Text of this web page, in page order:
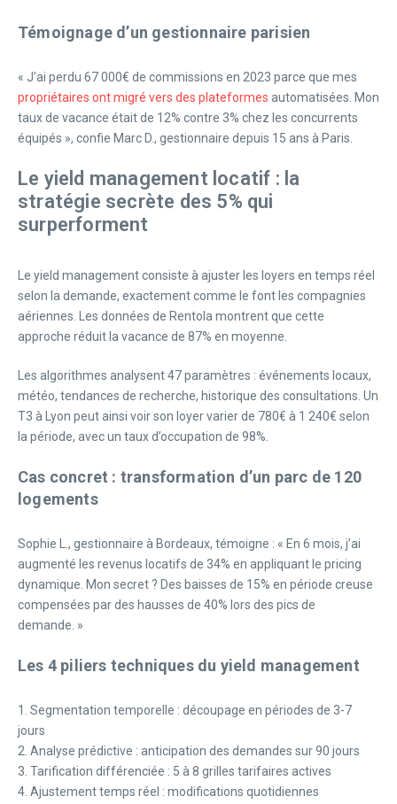
Témoignage d’un gestionnaire parisien
« J’ai perdu 67 000€ de commissions en 2023 parce que mes
propriétaires ont migré vers des plateformes automatisées. Mon
taux de vacance était de 12% contre 3% chez les concurrents
équipés », confie Marc D., gestionnaire depuis 15 ans à Paris.
Le yield management locatif : la
stratégie secrète des 5% qui
surperforment
Le yield management consiste à ajuster les loyers en temps réel
selon la demande, exactement comme le font les compagnies
aériennes. Les données de Rentola montrent que cette
approche réduit la vacance de 87% en moyenne.
Les algorithmes analysent 47 paramètres : événements locaux,
météo, tendances de recherche, historique des consultations. Un
T3 à Lyon peut ainsi voir son loyer varier de 780€ à 1 240€ selon
la période, avec un taux d’occupation de 98%.
Cas concret : transformation d’un parc de 120
logements
Sophie L., gestionnaire à Bordeaux, témoigne : « En 6 mois, j’ai
augmenté les revenus locatifs de 34% en appliquant le pricing
dynamique. Mon secret ? Des baisses de 15% en période creuse
compensées par des hausses de 40% lors des pics de
demande. »
Les 4 piliers techniques du yield management
1. Segmentation temporelle : découpage en périodes de 3-7
jours
2. Analyse prédictive : anticipation des demandes sur 90 jours
3. Tarification différenciée : 5 à 8 grilles tarifaires actives
4. Ajustement temps réel : modifications quotidiennes